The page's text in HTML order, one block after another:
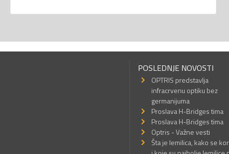
POSLEDNJE NOVOSTI
OPTRIS predstavlja
infracrvenu optiku bez
germanijuma
Proslava H-Bridges tima
Proslava H-Bridges tima
Optris - Važne vesti
Šta je lemilica, kako se